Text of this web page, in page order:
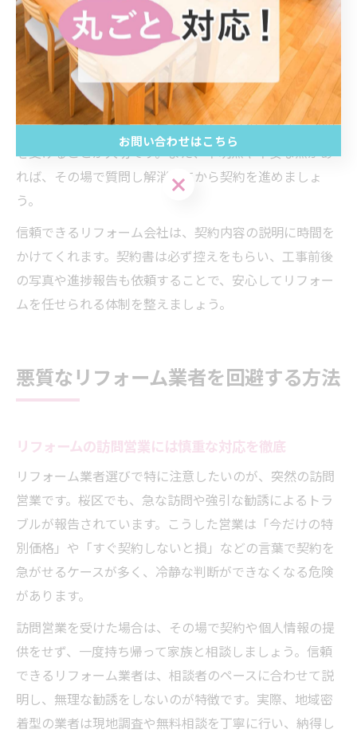
工期・保証内容などが明記されているかをチェックしま
しょう。
特に注意したいのは、口頭での約束や追加工事の取り扱
いです。後から「言った・言わない」のトラブルになら
ないよう、全て書面で内容を確認し、納得いくまで説明
を受けることが大切です。また、不明点や不安な点があ
れば、その場で質問し解消してから契約を進めましょ
う。
信頼できるリフォーム会社は、契約内容の説明に時間を
かけてくれます。契約書は必ず控えをもらい、工事前後
の写真や進捗報告も依頼することで、安心してリフォー
ムを任せられる体制を整えましょう。
悪質なリフォーム業者を回避する方法
リフォームの訪問営業には慎重な対応を徹底
リフォーム業者選びで特に注意したいのが、突然の訪問
営業です。桜区でも、急な訪問や強引な勧誘によるトラ
ブルが報告されています。こうした営業は「今だけの特
別価格」や「すぐ契約しないと損」などの言葉で契約を
急がせるケースが多く、冷静な判断ができなくなる危険
があります。
訪問営業を受けた場合は、その場で契約や個人情報の提
供をせず、一度持ち帰って家族と相談しましょう。信頼
できるリフォーム業者は、相談者のペースに合わせて説
明し、無理な勧誘をしないのが特徴です。実際、地域密
着型の業者は現地調査や無料相談を丁寧に行い、納得し
お問い合わせはこちら
お問い合わせはこちら